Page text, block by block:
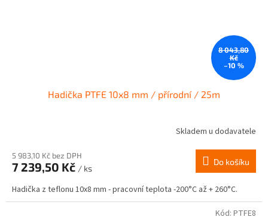
8 043,80
Kč
–10 %
Hadička PTFE 10x8 mm / přírodní / 25m
Skladem u dodavatele
5 983,10 Kč bez DPH
7 239,50 Kč / ks
Do košíku
Hadička z teflonu 10x8 mm - pracovní teplota -200°C až + 260°C.
Kód: PTFE8